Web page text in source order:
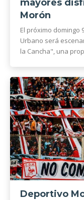
mayores
Morón
El próximo domingo
Urbano será
la Cancha", una
Deportivo